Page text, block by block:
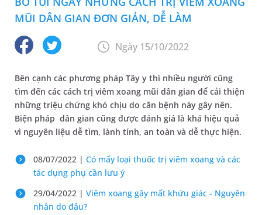
MŨI DÂN GIAN ĐƠN GIẢN, DỄ LÀM
Ngày 15/10/2022
Bên cạnh các phương pháp Tây y thì nhiều người cũng
tìm đến các cách trị viêm xoang mũi dân gian để cải thiện
những triệu chứng khó chịu do căn bệnh này gây nên.
Biện pháp dân gian cũng được đánh giá là khá hiệu quả
vì nguyên liệu dễ tìm, lành tính, an toàn và dễ thực hiện.
08/07/2022 | Có mấy loại thuốc trị viêm xoang và các
tác dụng phụ cần lưu ý
29/04/2022 | Viêm xoang gây mất khứu giác - Nguyên
nhân do đâu?